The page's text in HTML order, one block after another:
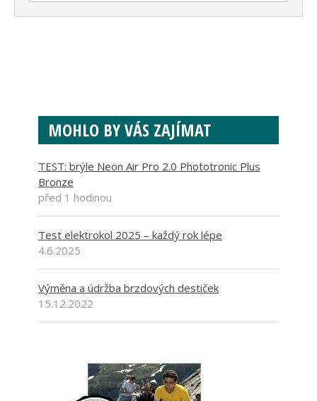
MOHLO BY VÁS ZAJÍMAT
TEST: brýle Neon Air Pro 2.0 Phototronic Plus
Bronze
před 1 hodinou
Test elektrokol 2025 – každý rok lépe
4.6.2025
Výměna a údržba brzdových destiček
15.12.2022